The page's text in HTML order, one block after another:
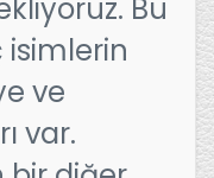
Bu
ve
var.